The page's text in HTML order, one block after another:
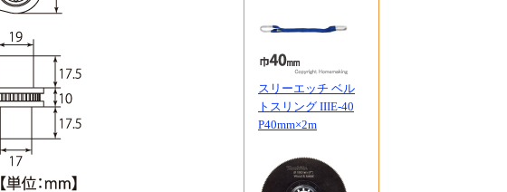
スリーエッチ ベル
トスリング IIIE-40
P40mm×2m